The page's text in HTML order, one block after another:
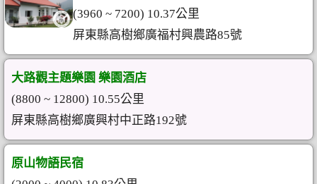
(3960 ~ 7200) 10.37公里
屏東縣高樹鄉廣福村興農路85號
大路觀主題樂園 樂園酒店
(8800 ~ 12800) 10.55公里
屏東縣高樹鄉廣興村中正路192號
原山物語民宿